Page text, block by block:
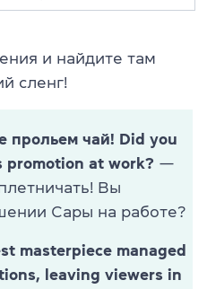
и найдите там
сленг!
прольем чай! Did you
promotion at work? —
Вы
Сары на работе?
masterpiece managed
leaving viewers in